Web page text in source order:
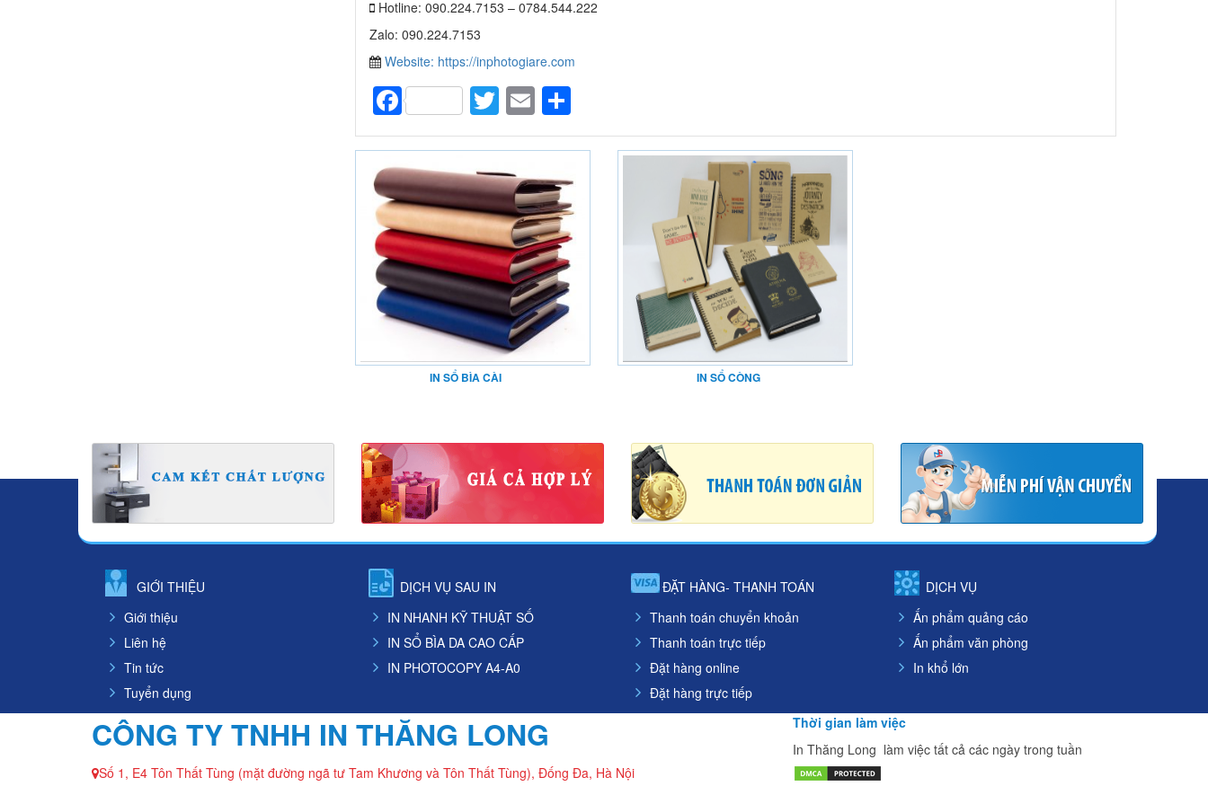
Hotline: 090.224.7153 – 0784.544.222
Zalo: 090.224.7153
Website: https://inphotogiare.com
FacebookTwitter
EmailShare
IN SỔ BÌA CÀI IN SỔ CÒNG
GIỚI THIỆU
Giới thiệu
Liên hệ
Tin tức
Tuyển dụng
DỊCH VỤ SAU IN
IN NHANH KỸ THUẬT SỐ
IN SỔ BÌA DA CAO CẤP
IN PHOTOCOPY A4-A0
ĐẶT HÀNG- THANH TOÁN
Thanh toán chuyển khoản
Thanh toán trực tiếp
Đặt hàng online
Đặt hàng trực tiếp
DỊCH VỤ
Ấn phẩm quảng cáo
Ấn phẩm văn phòng
In khổ lớn
CÔNG TY TNHH IN THĂNG LONG
Số 1, E4 Tôn Thất Tùng (mặt đường ngã tư Tam Khương và Tôn Thất Tùng), Đống Đa, Hà Nội
Thời gian làm việc
In Thăng Long làm việc tất cả các ngày trong tuần